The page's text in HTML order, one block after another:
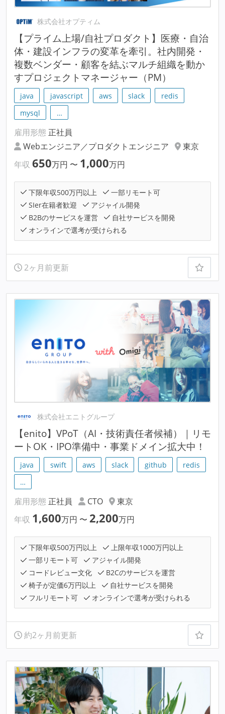
株式会社オプティム
【プライム上場/自社プロダクト】医療・自治
体・建設インフラの変革を牽引。社内開発・
複数ベンダー・顧客を結ぶマルチ組織を動か
すプロジェクトマネージャー（PM）
java javascript aws slack
redis
mysql
…
雇用形態 正社員
Webエンジニア／プロダクトエンジニア
東京
年収 650万円 〜 1,000万円
下限年収500万円以上
一部リモート可
SIer在籍者歓迎
アジャイル開発
B2Bのサービスを運営
自社サービスを開発
オンラインで選考が受けられる
2ヶ月前更新
株式会社エニトグループ
【enito】VPoT（AI・技術責任者候補）｜リモ
ートOK・IPO準備中・事業ドメイン拡大中！
java swift aws slack github
redis
…
雇用形態 正社員 CTO
東京
年収 1,600万円 〜 2,200万円
下限年収500万円以上
上限年収1000万円以上
一部リモート可
アジャイル開発
コードレビュー文化
B2Cのサービスを運営
椅子が定価6万円以上
自社サービスを開発
フルリモート可
オンラインで選考が受けられる
約2ヶ月前更新